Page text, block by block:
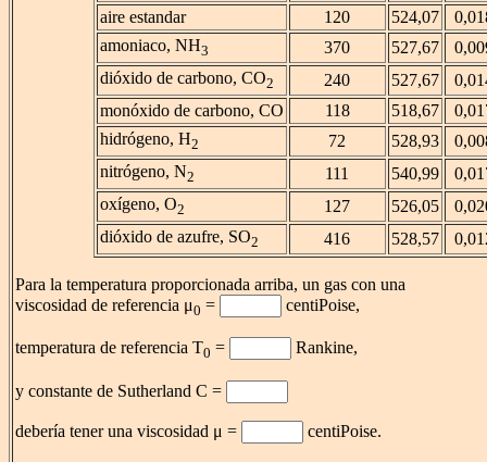
aire estandar
120 524,07
amoniaco, NH3 370 527,67
dióxido de carbono, CO2 240 527,67
monóxido de carbono, CO
118 518,67
hidrógeno, H2 72 528,93
nitrógeno, N2 111 540,99
oxígeno, O2 127 526,05
dióxido de azufre, SO2 416 528,57
Para la temperatura proporcionada arriba, un gas con una
viscosidad de referencia μ0 = centiPoise,
temperatura de referencia T0 = Rankine,
y constante de Sutherland C =
debería tener una viscosidad μ = centiPoise.